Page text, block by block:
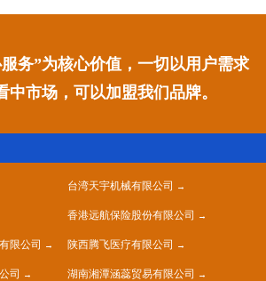
务”为核心价值，一切以用户需求
中市场，可以加盟我们品牌。
台湾天宇机械有限公司
香港远航保险股份有限公司
限公司 陕西腾飞医疗有限公司
司 湖南湘潭涵蕊贸易有限公司